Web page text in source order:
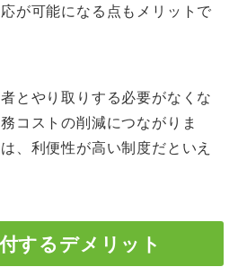
が可能になる点もメリットで
とやり取りする必要がなくな
コストの削減につながりま
、利便性が高い制度だといえ
するデメリット